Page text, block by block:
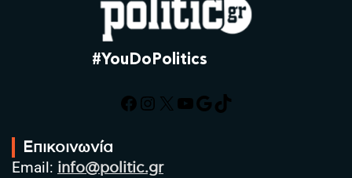
#YouDoPolitics
Facebook
Instagram
X YouTube
Google
TikTok
Επικοινωνία
Email: info@politic.gr